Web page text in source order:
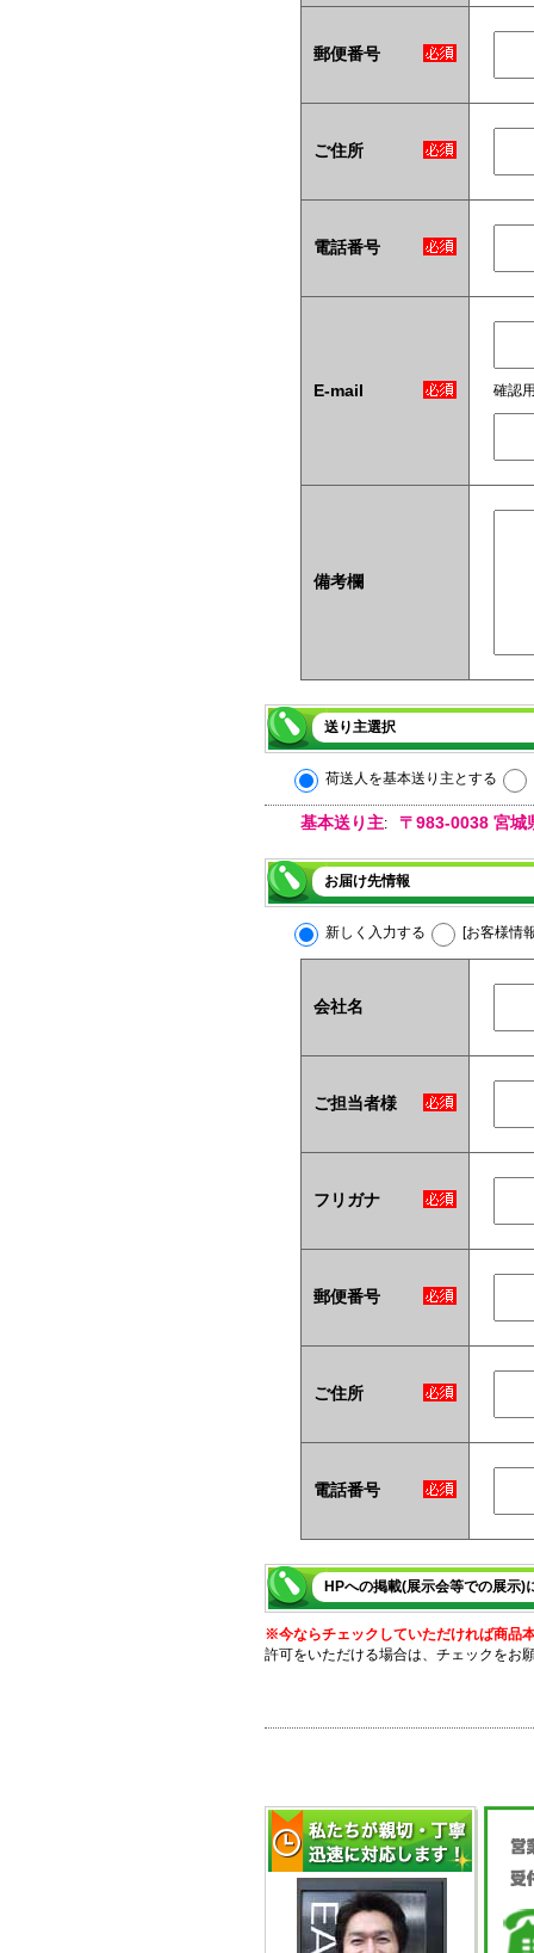
郵便番号
ご住所
電話番号
E-mail 確認
備考欄
送り主選択
荷送人を基本送り主とする
基本送り主: 〒983-0038 宮城
お届け先情報
新しく入力する [お客様情
会社名
ご担当者様
フリガナ
郵便番号
ご住所
電話番号
HPへの掲載(展示会等での展示)
※今ならチェックしていただければ商品
許可をいただける場合は、チェックをお